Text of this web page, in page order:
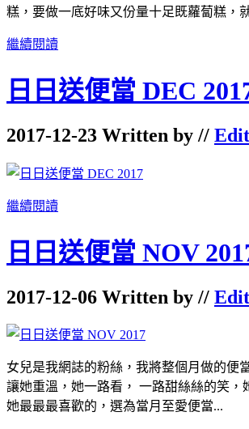
糕，要做一底好味又份量十足既蘿蔔糕，
繼續閱讀
日日送便當 DEC
2017-12-23 Written by //
繼續閱讀
日日送便當 NOV
2017-12-06 Written by //
女兒是我網誌的粉絲，我將整個月做的便
讓她重溫，她一路看， 一路甜絲絲的笑，
她最最最喜歡的，選為當月至愛便當...